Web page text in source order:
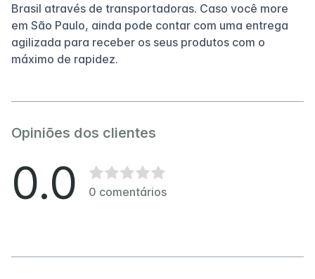
Brasil através de transportadoras. Caso você more
em São Paulo, ainda pode contar com uma entrega
agilizada para receber os seus produtos com o
máximo de rapidez.
Opiniões dos clientes
0.0 0 comentários